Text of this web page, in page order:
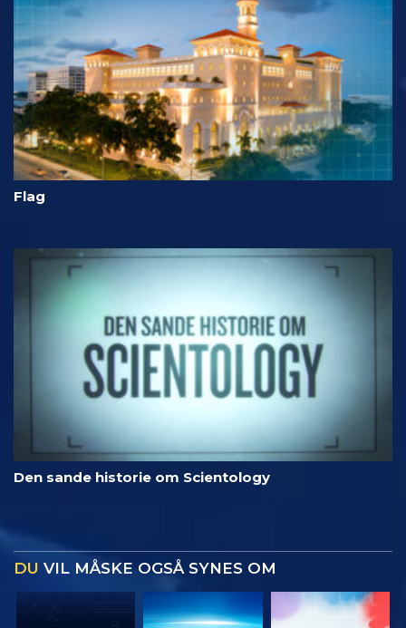
Flag
Den sande historie om Scientology
DU VIL MÅSKE OGSÅ SYNES OM